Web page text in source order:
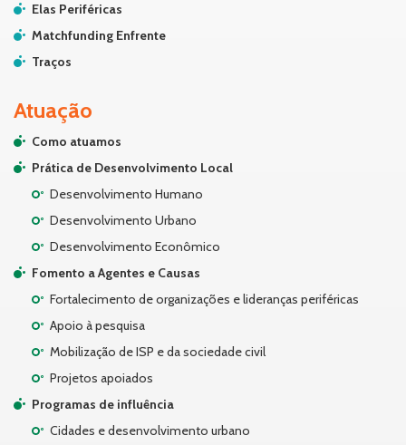
Elas Periféricas
Matchfunding Enfrente
Traços
Atuação
Como atuamos
Prática de Desenvolvimento Local
Desenvolvimento Humano
Desenvolvimento Urbano
Desenvolvimento Econômico
Fomento a Agentes e Causas
Fortalecimento de organizações e lideranças periféricas
Apoio à pesquisa
Mobilização de ISP e da sociedade civil
Projetos apoiados
Programas de influência
Cidades e desenvolvimento urbano